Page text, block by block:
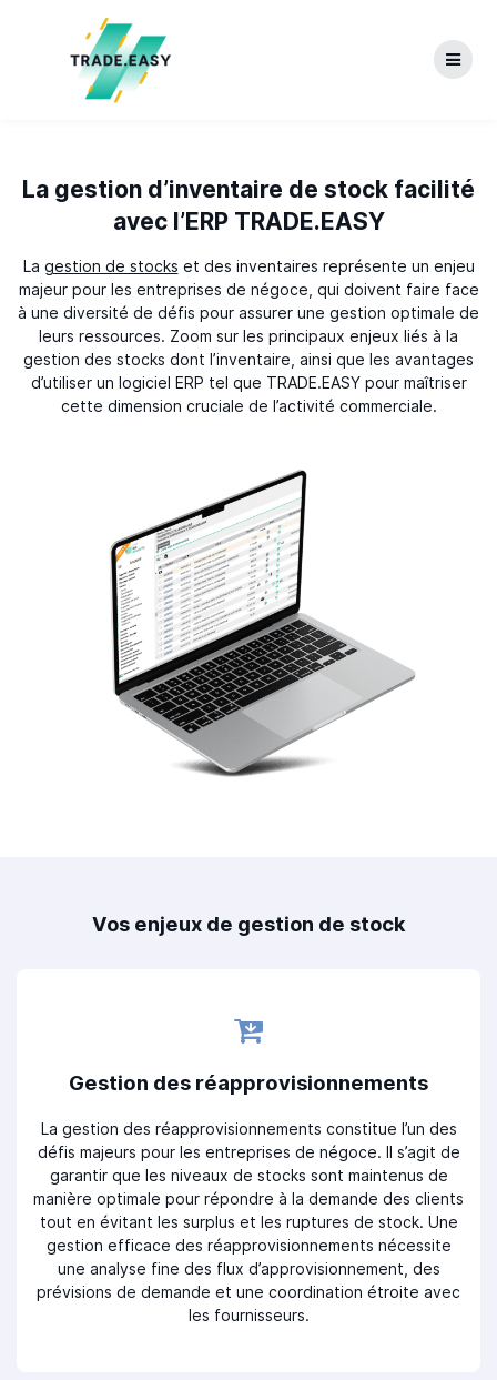
La gestion d’inventaire de stock facilité
avec l’ERP TRADE.EASY
La gestion de stocks et des inventaires représente un enjeu
majeur pour les entreprises de négoce, qui doivent faire face
à une diversité de défis pour assurer une gestion optimale de
leurs ressources. Zoom sur les principaux enjeux liés à la
gestion des stocks dont l’inventaire, ainsi que les avantages
d’utiliser un logiciel ERP tel que TRADE.EASY pour maîtriser
cette dimension cruciale de l’activité commerciale.
Vos enjeux de gestion de stock
Gestion des réapprovisionnements
La gestion des réapprovisionnements constitue l’un des
défis majeurs pour les entreprises de négoce. Il s’agit de
garantir que les niveaux de stocks sont maintenus de
manière optimale pour répondre à la demande des clients
tout en évitant les surplus et les ruptures de stock. Une
gestion efficace des réapprovisionnements nécessite
une analyse fine des flux d’approvisionnement, des
prévisions de demande et une coordination étroite avec
les fournisseurs.